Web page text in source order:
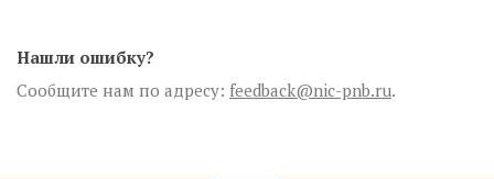
Нашли ошибку?
Сообщите нам по адресу: feedback@nic-pnb.ru.